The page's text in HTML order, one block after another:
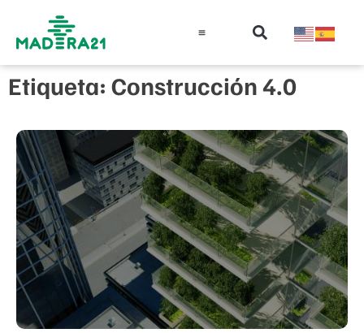
Etiqueta: Construcción 4.0